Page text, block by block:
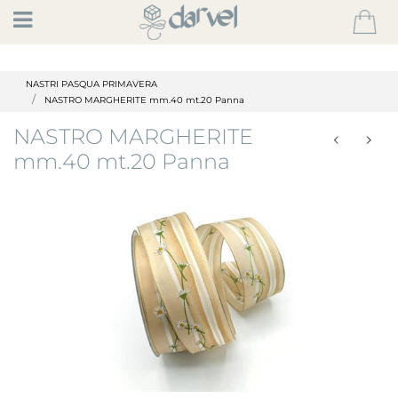
Open
NASTRI PASQUA PRIMAVERA
NASTRO MARGHERITE mm.40 mt.20 Panna
NASTRO MARGHERITE
mm.40 mt.20 Panna